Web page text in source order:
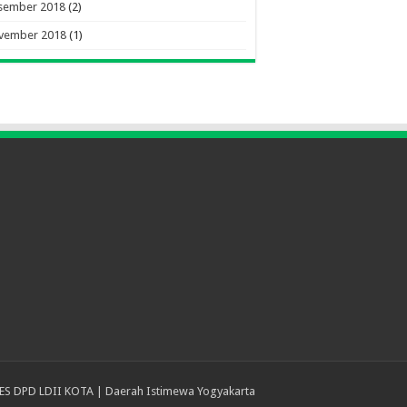
2018(2)
2018 (1)
DPD LDII KOTA | Daerah Istimewa Yogyakarta